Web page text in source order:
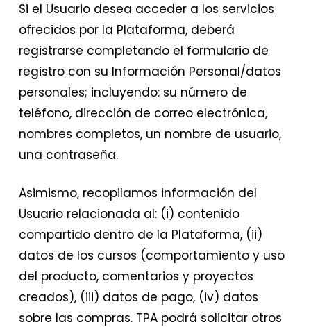
Si el Usuario desea acceder a los servicios
ofrecidos por la Plataforma, deberá
registrarse completando el formulario de
registro con su Información Personal/datos
personales; incluyendo: su número de
teléfono, dirección de correo electrónica,
nombres completos, un nombre de usuario,
una contraseña.
Asimismo, recopilamos información del
Usuario relacionada al: (i) contenido
compartido dentro de la Plataforma, (ii)
datos de los cursos (comportamiento y uso
del producto, comentarios y proyectos
creados), (iii) datos de pago, (iv) datos
sobre las compras. TPA podrá solicitar otros